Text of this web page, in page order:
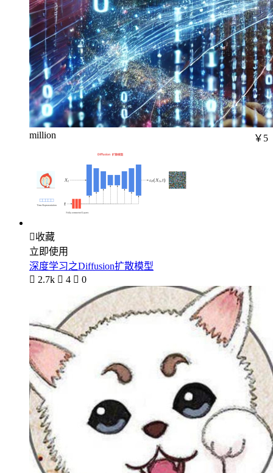
million ￥5
收藏
立即使用
深度学习之Diffusion扩散模型
 2.7k  4  0